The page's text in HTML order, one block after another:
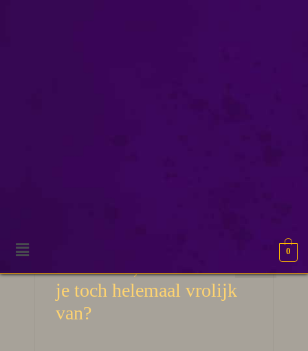
0
Pareidolia, daar wordt
je toch helemaal vrolijk
van?